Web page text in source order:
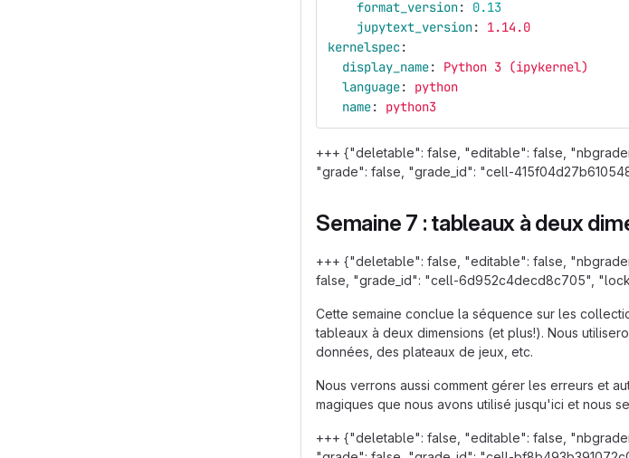
format_version:
0.13
jupytext_version:
1.14.0
kernelspec:
display_name:
Python 3 (ipykernel)
language:
python
name: python3
+++ {"deletable": false, "editable": false,
"grade": false, "grade_id": "cell-
Semaine 7 : tableaux à deux
+++ {"deletable": false, "editable": false,
false, "grade_id": "cell-6d952c4decd8c705",
Cette semaine conclue la séquence sur les
tableaux à deux dimensions (et plus!). Nous
données, des plateaux de jeux, etc.
Nous verrons aussi comment gérer les erreurs et
magiques que nous avons utilisé jusqu'ici et nous
+++ {"deletable": false, "editable": false,